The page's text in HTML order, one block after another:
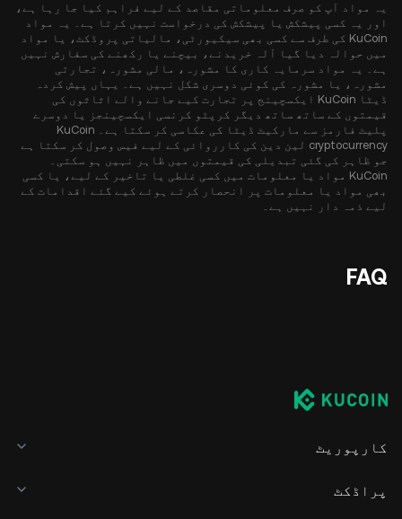
یہ مواد آپ کو صرف معلوماتی مقاصد کے لیے فراہم کیا جا رہا ہے،
اور یہ کسی پیشکش یا پیشکش کی درخواست نہیں کرتا ہے۔ یہ مواد
KuCoin کی طرف سے کسی بھی سیکیورٹی، مالیاتی پروڈکٹ، یا مواد
میں حوالہ دیا گیا آلہ خریدنے، بیچنے یا رکھنے کی سفارش نہیں
ہے۔ یہ مواد سرمایہ کاری کا مشورہ، مالی مشورہ، تجارتی
مشورہ، یا مشورہ کی کوئی دوسری شکل نہیں ہے۔ یہاں پیش کردہ
ڈیٹا KuCoin ایکسچینج پر تجارت کیے جانے والے اثاثوں کی
قیمتوں کے ساتھ ساتھ دیگر کرپٹو کرنسی ایکسچینجز یا دوسرے
پلیٹ فارمز سے مارکیٹ ڈیٹا کی عکاسی کر سکتا ہے۔ KuCoin
cryptocurrency لین دین کی کارروائی کے لیے فیس وصول کر سکتا ہے
جو ظاہر کی گئی تبدیلی کی قیمتوں میں ظاہر نہیں ہو سکتی۔
KuCoin مواد یا معلومات میں کسی غلطی یا تاخیر کے لیے، یا کسی
بھی مواد یا معلومات پر انحصار کرتے ہوئے کیے گئے اقدامات کے
لیے ذمہ دار نہیں ہے۔
FAQ
کارپوریٹ
پراڈکٹ